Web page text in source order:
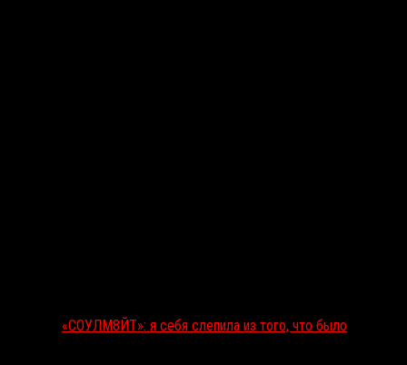
«СОУЛМ8ЙТ»: я себя слепила из того, что было